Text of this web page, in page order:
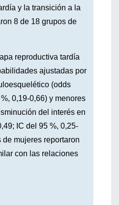
y la transición a la
8 de 18 grupos de
reproductiva tardía
ajustadas por
(odds
0,19-0,66) y menores
del interés en
IC del 95 %, 0,25-
de mujeres reportaron
con las relaciones